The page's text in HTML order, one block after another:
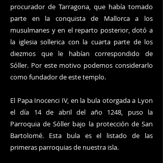
procurador de Tarragona, que había tomado
parte en la conquista de Mallorca a los
musulmanes y en el reparto posterior, dotó a
la iglesia sollerica con la cuarta parte de los
diezmos que le habían correspondido de
Sóller. Por este motivo podemos considerarlo
como fundador de este templo.
El Papa Inocenci IV, en la bula otorgada a Lyon
el día 14 de abril del año 1248, puso la
Parroquia de Sóller bajo la protección de San
Bartolomé. Esta bula es el listado de las
primeras parroquias de nuestra isla.